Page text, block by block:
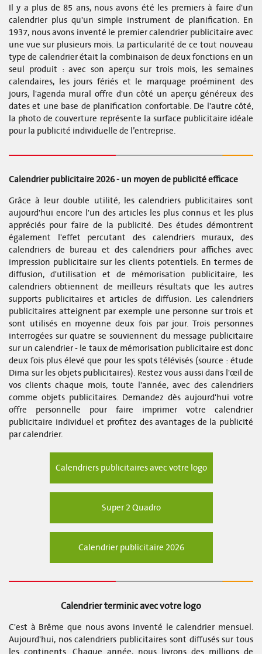
Il y a plus de 85 ans, nous avons été les premiers à faire d'un
calendrier plus qu'un simple instrument de planification. En
1937, nous avons inventé le premier calendrier publicitaire avec
une vue sur plusieurs mois. La particularité de ce tout nouveau
type de calendrier était la combinaison de deux fonctions en un
seul produit : avec son aperçu sur trois mois, les semaines
calendaires, les jours fériés et le marquage proéminent des
jours, l'agenda mural offre d'un côté un aperçu généreux des
dates et une base de planification confortable. De l'autre côté,
la photo de couverture représente la surface publicitaire idéale
pour la publicité individuelle de l’entreprise.
Calendrier publicitaire 2026 - un moyen de publicité efficace
Grâce à leur double utilité, les calendriers publicitaires sont
aujourd'hui encore l'un des articles les plus connus et les plus
appréciés pour faire de la publicité. Des études démontrent
également l'effet percutant des calendriers muraux, des
calendriers de bureau et des calendriers pour affiches avec
impression publicitaire sur les clients potentiels. En termes de
diffusion, d'utilisation et de mémorisation publicitaire, les
calendriers obtiennent de meilleurs résultats que les autres
supports publicitaires et articles de diffusion. Les calendriers
publicitaires atteignent par exemple une personne sur trois et
sont utilisés en moyenne deux fois par jour. Trois personnes
interrogées sur quatre se souviennent du message publicitaire
sur un calendrier - le taux de mémorisation publicitaire est donc
deux fois plus élevé que pour les spots télévisés (source : étude
Dima sur les objets publicitaires). Restez vous aussi dans l'œil de
vos clients chaque mois, toute l'année, avec des calendriers
comme objets publicitaires. Demandez dès aujourd'hui votre
offre personnelle pour faire imprimer votre calendrier
publicitaire individuel et profitez des avantages de la publicité
par calendrier.
Calendriers publicitaires avec votre logo
Super 2 Quadro
Calendrier publicitaire 2026
Calendrier terminic avec votre logo
C'est à Brême que nous avons inventé le calendrier mensuel.
Aujourd'hui, nos calendriers publicitaires sont diffusés sur tous